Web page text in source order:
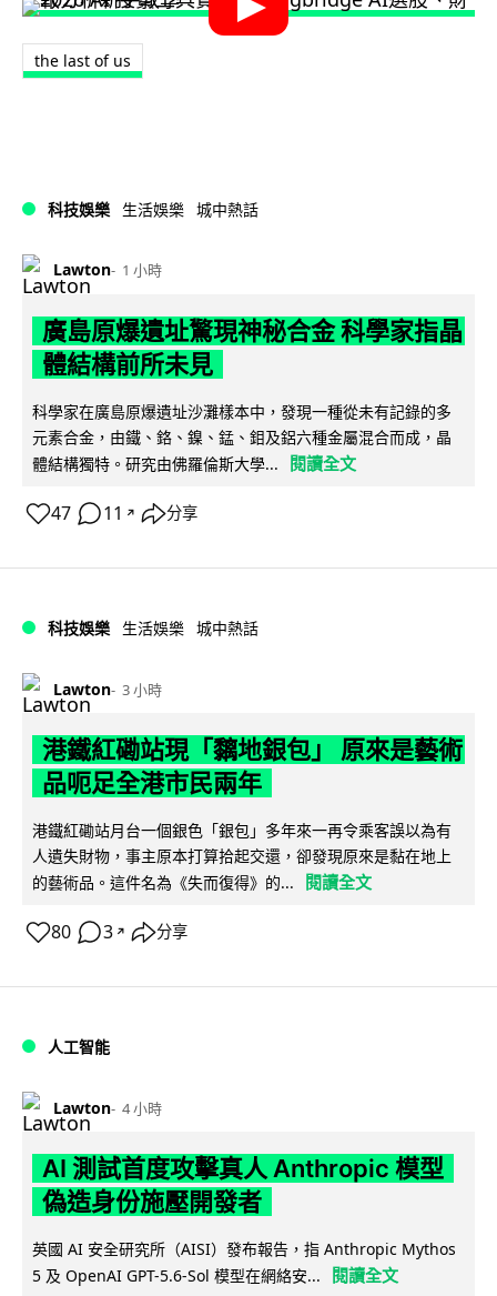
the last of us
科技娛樂 生活娛樂 城中熱話
Lawton 1 小時
廣島原爆遺址驚現神秘合金 科學家指晶
體結構前所未見
科學家在廣島原爆遺址沙灘樣本中，發現一種從未有記錄的多
元素合金，由鐵、鉻、鎳、錳、鉬及鋁六種金屬混合而成，晶
體結構獨特。研究由佛羅倫斯大學...
閱讀全文
47 11 ↗ 分享
科技娛樂 生活娛樂 城中熱話
Lawton 3 小時
港鐵紅磡站現「黐地銀包」 原來是藝術
品呃足全港市民兩年
港鐵紅磡站月台一個銀色「銀包」多年來一再令乘客誤以為有
人遺失財物，事主原本打算拾起交還，卻發現原來是黏在地上
的藝術品。這件名為《失而復得》的...
閱讀全文
80 3 ↗ 分享
人工智能
Lawton 4 小時
AI 測試首度攻擊真人 Anthropic 模型
偽造身份施壓開發者
英國 AI 安全研究所（AISI）發布報告，指 Anthropic Mythos
5 及 OpenAI GPT-5.6-Sol 模型在網絡安...
閱讀全文